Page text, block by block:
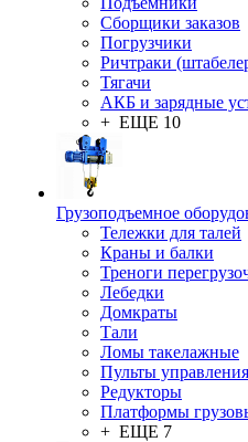
Сборщики заказов
Погрузчики
Ричтраки
Тягачи
АКБ и зарядные
+ ЕЩЕ 10
Грузоподъемное
Тележки для талей
Краны и балки
Треноги
Лебедки
Домкраты
Тали
Ломы такелажные
Пульты управления
Редукторы
Платформы
+ ЕЩЕ 7